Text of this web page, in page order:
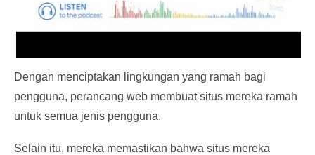
Dengan menciptakan lingkungan yang ramah bagi
pengguna, perancang web membuat situs mereka ramah
untuk semua jenis pengguna.
Selain itu, mereka memastikan bahwa situs mereka